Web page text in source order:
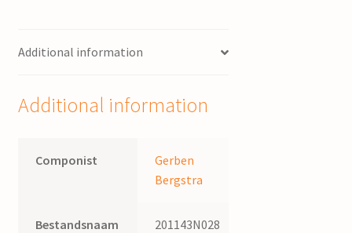
Bergstra
Additional information
Additional information
Componist
Gerben
Bergstra
Bestandsnaam 201143N028